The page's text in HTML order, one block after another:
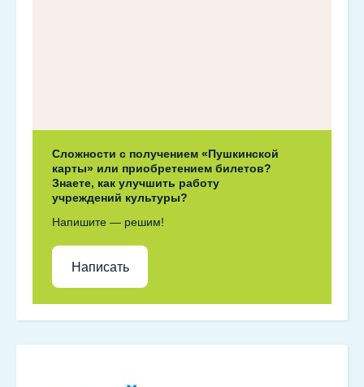
Сложности с получением «Пушкинской
карты» или приобретением билетов?
Знаете, как улучшить работу
учреждений культуры?
Напишите — решим!
Написать